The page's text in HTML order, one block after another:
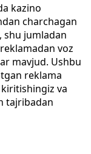
kazino
charchagan
shu jumladan
voz
mavjud. Ushbu
reklama
va
tajribadan